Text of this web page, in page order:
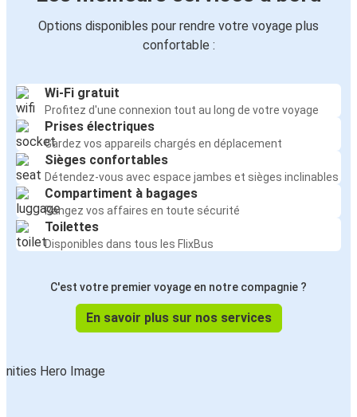
Options disponibles pour rendre votre voyage plus
confortable :
Wi-Fi gratuit
Profitez d'une connexion tout au long de votre voyage
Prises électriques
Gardez vos appareils chargés en déplacement
Sièges confortables
Détendez-vous avec espace jambes et sièges inclinables
Compartiment à bagages
Rangez vos affaires en toute sécurité
Toilettes
Disponibles dans tous les FlixBus
C'est votre premier voyage en notre compagnie ?
En savoir plus sur nos services